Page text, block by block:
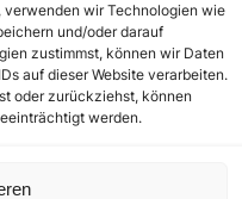
verwenden wir Technologien wie
und/oder darauf
zustimmst, können wir Daten
auf dieser Website verarbeiten.
oder zurückziehst, können
werden.